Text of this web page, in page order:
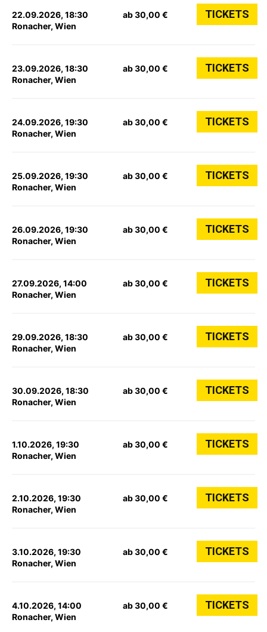
22.09.2026, 18:30
Ronacher, Wien
ab 30,00 € TICKETS
23.09.2026, 18:30
Ronacher, Wien
ab 30,00 € TICKETS
24.09.2026, 19:30
Ronacher, Wien
ab 30,00 € TICKETS
25.09.2026, 19:30
Ronacher, Wien
ab 30,00 € TICKETS
26.09.2026, 19:30
Ronacher, Wien
ab 30,00 € TICKETS
27.09.2026, 14:00
Ronacher, Wien
ab 30,00 € TICKETS
29.09.2026, 18:30
Ronacher, Wien
ab 30,00 € TICKETS
30.09.2026, 18:30
Ronacher, Wien
ab 30,00 € TICKETS
1.10.2026, 19:30
Ronacher, Wien
ab 30,00 € TICKETS
2.10.2026, 19:30
Ronacher, Wien
ab 30,00 € TICKETS
3.10.2026, 19:30
Ronacher, Wien
ab 30,00 € TICKETS
4.10.2026, 14:00
Ronacher, Wien
ab 30,00 € TICKETS